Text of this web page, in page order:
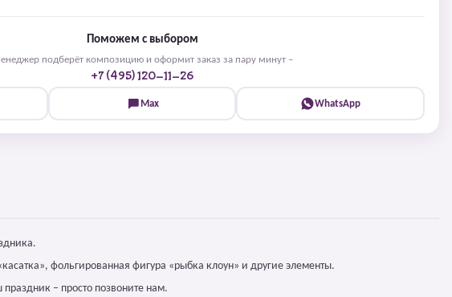
Поможем с выбором
подберёт композицию и оформит заказ за пару минут –
+7 (495) 120-11-26
Max WhatsApp
фольгированная фигура «рыбка клоун» и другие элементы.
– просто позвоните нам.